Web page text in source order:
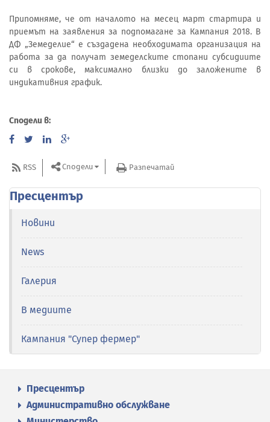
Припомняме, че от началото на месец март стартира и
приемът на заявления за подпомагане за Кампания 2018. В
ДФ „Земеделие“ е създадена необходимата организация на
работа за да получат земеделските стопани субсидиите
си в срокове, максимално близки до заложените в
индикативния график.
Сподели в:
RSS Сподели Разпечатай
Пресцентър
Новини
News
Галерия
В медиите
Кампания "Супер фермер"
Пресцентър
Административно обслужване